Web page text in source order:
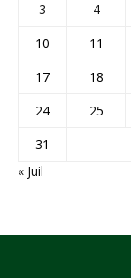
3
4
10
11
17
18
24
25
31
« Juil